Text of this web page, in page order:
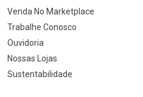
Venda No Marketplace
Trabalhe Conosco
Ouvidoria
Nossas Lojas
Sustentabilidade